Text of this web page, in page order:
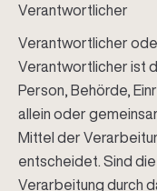
Verantwortlicher
Verantwortlicher
Verantwortlicher ist
Person, Behörde,
allein oder
Mittel der
entscheidet. Sind
Verarbeitung durch